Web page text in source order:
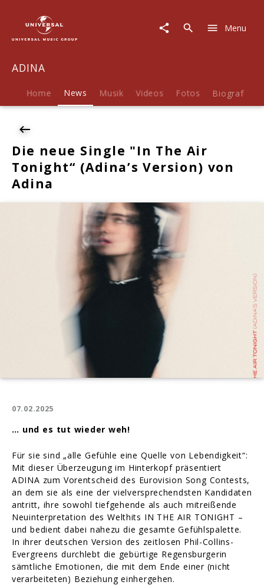
neue
The
Tonight“
Version)
von
Adina
Menu
ADINA
Home News Musik Videos Fotos Biografie
Die neue Single "In The Air
Tonight“ (Adina’s Version) von
Adina
07.02.2025
… und es tut wieder weh!
Für sie sind „alle Gefühle eine Quelle von Lebendigkeit“:
Mit dieser Überzeugung im Hinterkopf präsentiert
ADINA zum Vorentscheid des Eurovision Song Contests,
an dem sie als eine der vielversprechendsten Kandidaten
antritt, ihre sowohl tiefgehende als auch mitreißende
Neuinterpretation des Welthits IN THE AIR TONIGHT –
und bedient dabei nahezu die gesamte Gefühlspalette.
In ihrer deutschen Version des zeitlosen Phil-Collins-
Evergreens durchlebt die gebürtige Regensburgerin
sämtliche Emotionen, die mit dem Ende einer (nicht
verarbeiteten) Beziehung einhergehen.